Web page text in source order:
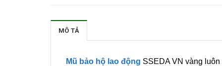
MÔ TẢ
Mũ bảo hộ lao động SSEDA VN vàng